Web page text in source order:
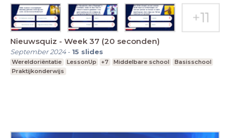
Nieuwsquiz - Week 37 (20 seconden)
September 2024- 15 slides
Wereldoriëntatie LessonUp +7 Middelbare school
Basisschool
Praktijkonderwijs